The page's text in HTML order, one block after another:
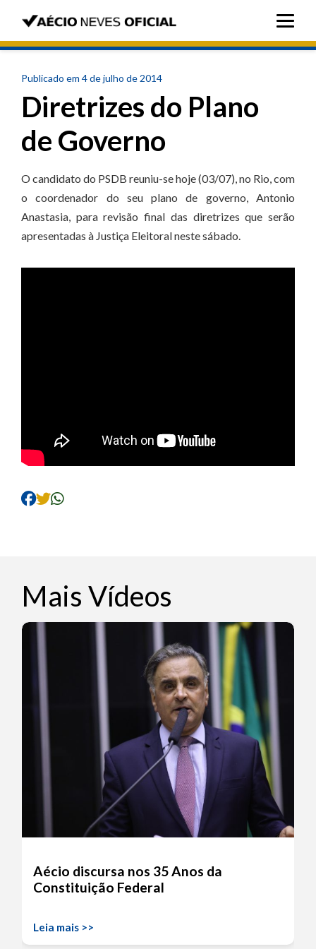
Publicado em 4 de julho de 2014
Diretrizes do Plano
de Governo
O candidato do PSDB reuniu-se hoje (03/07), no Rio, com
o coordenador do seu plano de governo, Antonio
Anastasia, para revisão final das diretrizes que serão
apresentadas à Justiça Eleitoral neste sábado.
Mais Vídeos
Aécio discursa nos 35 Anos da
Constituição Federal
Leia mais >>